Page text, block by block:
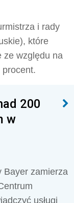
i rady
które
ze względu na
procent.
200
w
Bayer zamierza
usługi